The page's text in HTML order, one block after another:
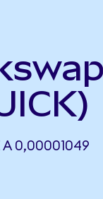
A 0,00001049